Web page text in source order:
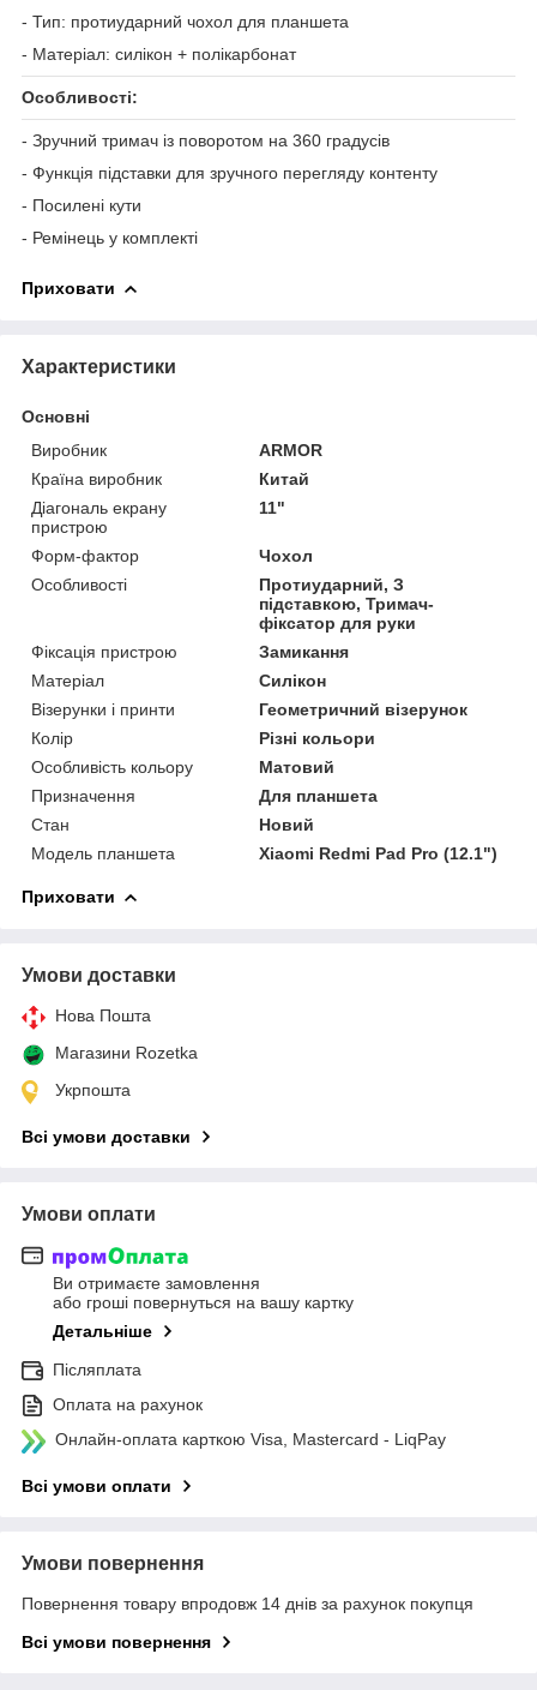
- Тип: протиударний чохол для планшета
- Матеріал: силікон + полікарбонат
Особливості:
- Зручний тримач із поворотом на 360 градусів
- Функція підставки для зручного перегляду контенту
- Посилені кути
- Ремінець у комплекті
Приховати
Характеристики
Основні
Виробник
ARMOR
Країна виробник
Китай
Діагональ екрану
пристрою
11"
Форм-фактор
Чохол
Особливості
Протиударний, З
підставкою, Тримач-
фіксатор для руки
Фіксація пристрою
Замикання
Матеріал
Силікон
Візерунки і принти
Геометричний візерунок
Колір
Різні кольори
Особливість кольору
Матовий
Призначення
Для планшета
Стан
Новий
Модель планшета
Xiaomi Redmi Pad Pro (12.1")
Приховати
Умови доставки
Нова Пошта
Магазини Rozetka
Укрпошта
Всі умови доставки
Умови оплати
Ви отримаєте замовлення
або гроші повернуться на вашу картку
Детальніше
Післяплата
Оплата на рахунок
Онлайн-оплата карткою Visa, Mastercard - LiqPay
Всі умови оплати
Умови повернення
Повернення товару впродовж 14 днів за рахунок покупця
Всі умови повернення